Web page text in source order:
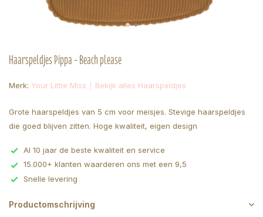
Haarspeldjes Pippa - Beach please
Merk: Your Little Miss Bekijk alles Haarspeldjes
Grote haarspeldjes van 5 cm voor meisjes. Stevige haarspeldjes
die goed blijven zitten. Hoge kwaliteit, eigen design
Al 10 jaar de beste kwaliteit en service
15.000+ klanten waarderen ons met een 9,5
Snelle levering
Productomschrijving